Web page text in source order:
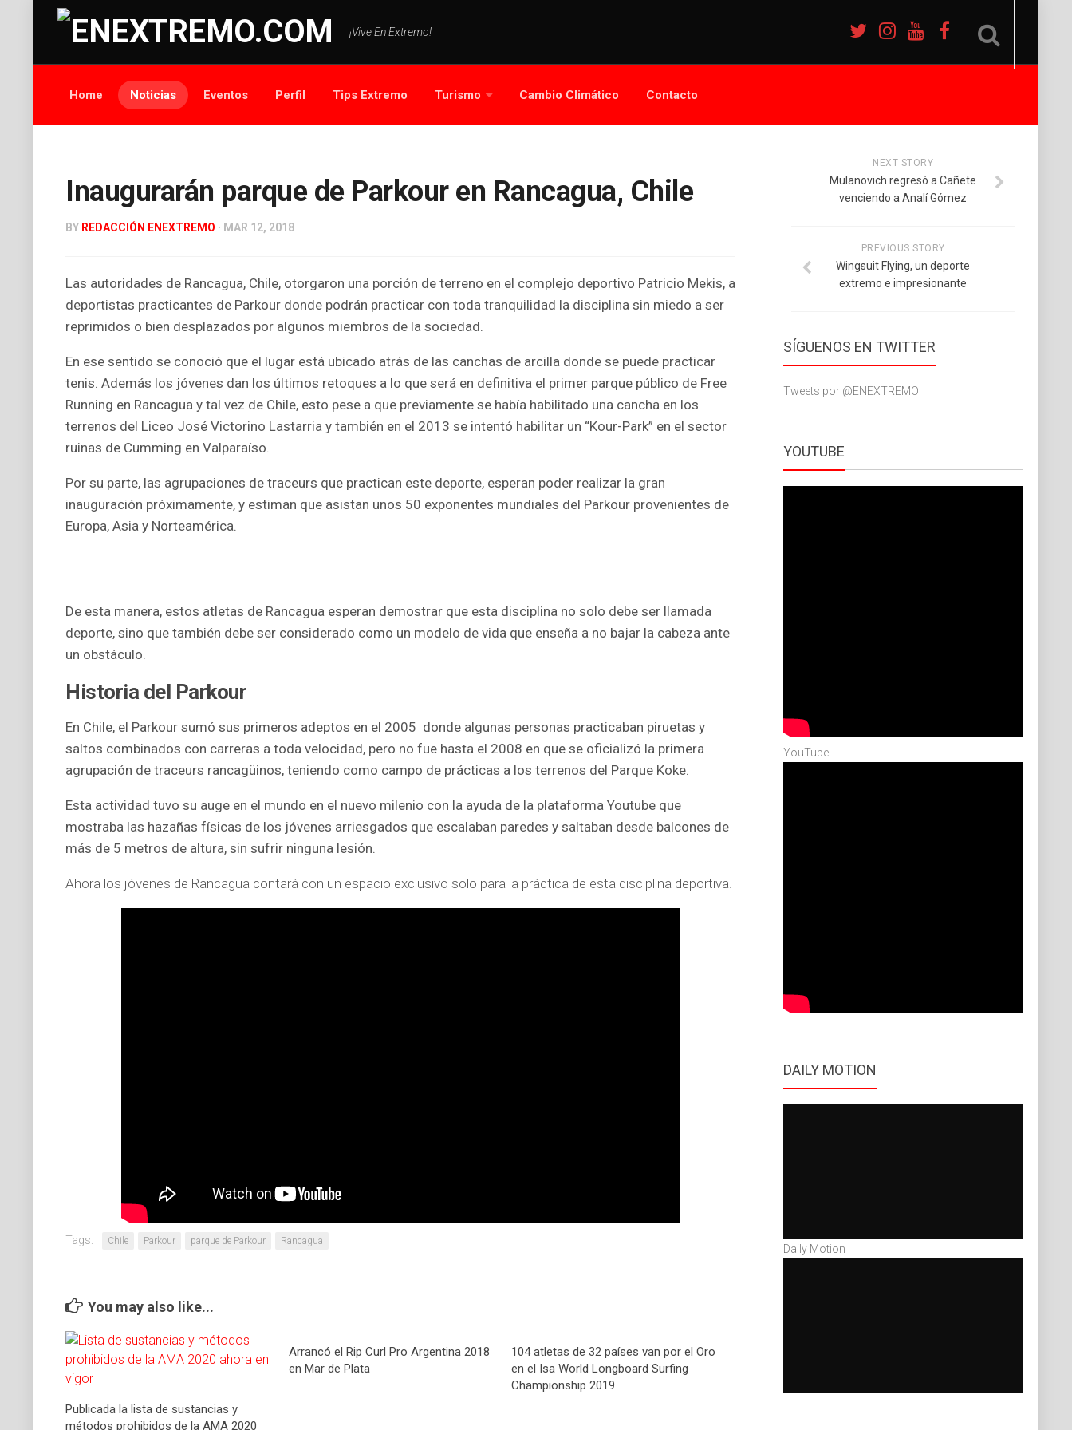
¡Vive En Extremo!
Home Noticias Eventos Perfil Tips Extremo Turismo Cambio Climático Contacto
Inaugurarán parque de Parkour en Rancagua, Chile
BY REDACCIÓN ENEXTREMO · MAR 12, 2018
Las autoridades de Rancagua, Chile, otorgaron una porción de terreno en el complejo deportivo Patricio Mekis, a
deportistas practicantes de Parkour donde podrán practicar con toda tranquilidad la disciplina sin miedo a ser
reprimidos o bien desplazados por algunos miembros de la sociedad.
En ese sentido se conoció que el lugar está ubicado atrás de las canchas de arcilla donde se puede practicar
tenis. Además los jóvenes dan los últimos retoques a lo que será en definitiva el primer parque público de Free
Running en Rancagua y tal vez de Chile, esto pese a que previamente se había habilitado una cancha en los
terrenos del Liceo José Victorino Lastarria y también en el 2013 se intentó habilitar un “Kour-Park” en el sector
ruinas de Cumming en Valparaíso.
Por su parte, las agrupaciones de traceurs que practican este deporte, esperan poder realizar la gran
inauguración próximamente, y estiman que asistan unos 50 exponentes mundiales del Parkour provenientes de
Europa, Asia y Norteamérica.
De esta manera, estos atletas de Rancagua esperan demostrar que esta disciplina no solo debe ser llamada
deporte, sino que también debe ser considerado como un modelo de vida que enseña a no bajar la cabeza ante
un obstáculo.
Historia del Parkour
En Chile, el Parkour sumó sus primeros adeptos en el 2005 donde algunas personas practicaban piruetas y
saltos combinados con carreras a toda velocidad, pero no fue hasta el 2008 en que se oficializó la primera
agrupación de traceurs rancagüinos, teniendo como campo de prácticas a los terrenos del Parque Koke.
Esta actividad tuvo su auge en el mundo en el nuevo milenio con la ayuda de la plataforma Youtube que
mostraba las hazañas físicas de los jóvenes arriesgados que escalaban paredes y saltaban desde balcones de
más de 5 metros de altura, sin sufrir ninguna lesión.
Ahora los jóvenes de Rancagua contará con un espacio exclusivo solo para la práctica de esta disciplina deportiva.
Tags: Chile Parkour parque de Parkour Rancagua
You may also like...
Publicada la lista de sustancias y
métodos prohibidos de la AMA 2020
Arrancó el Rip Curl Pro Argentina 2018
en Mar de Plata
104 atletas de 32 países van por el Oro
en el Isa World Longboard Surfing
Championship 2019
NEXT STORY
Mulanovich regresó a Cañete
venciendo a Analí Gómez
PREVIOUS STORY
Wingsuit Flying, un deporte
extremo e impresionante
SÍGUENOS EN TWITTER
Tweets por @ENEXTREMO
YOUTUBE
YouTube
DAILY MOTION
Daily Motion